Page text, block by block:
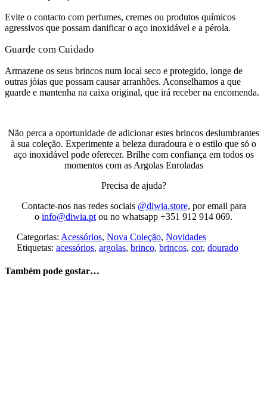
Evite o contacto com perfumes, cremes ou produtos químicos
agressivos que possam danificar o aço inoxidável e a pérola.
Guarde com Cuidado
Armazene os seus brincos num local seco e protegido, longe de
outras jóias que possam causar arranhões. Aconselhamos a que
guarde e mantenha na caixa original, que irá receber na encomenda.
Não perca a oportunidade de adicionar estes brincos deslumbrantes
à sua coleção. Experimente a beleza duradoura e o estilo que só o
aço inoxidável pode oferecer. Brilhe com confiança em todos os
momentos com as Argolas Enroladas
Precisa de ajuda?
Contacte-nos nas redes sociais @diwia.store, por email para
o info@diwia.pt ou no whatsapp +351 912 914 069.
Categorias: Acessórios, Nova Coleção, Novidades
Etiquetas: acessórios, argolas, brinco, brincos, cor, dourado
Também pode gostar…